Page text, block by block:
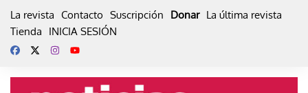
La revista Contacto Suscripción Donar La última revista
Tienda
INICIA SESIÓN